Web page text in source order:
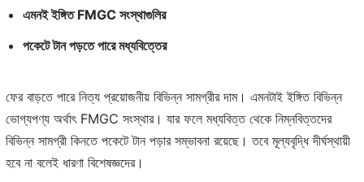
এমনই ইঙ্গিত FMGC সংস্থাগুলির
পকেটে টান পড়তে পারে মধ্যবিত্তের
ফের বাড়তে পারে নিত্য প্রয়োজনীয় বিভিন্ন সামগ্রীর দাম। এমনটাই ইঙ্গিত বিভিন্ন
ভোগ্যপণ্য অর্থাৎ FMGC সংস্থার। যার ফলে মধ্যবিত্ত থেকে নিম্নবিত্তদের
বিভিন্ন সামগ্রী কিনতে পকেটে টান পড়ার সম্ভাবনা রয়েছে। তবে মূল্যবৃদ্ধি দীর্ঘস্থায়ী
হবে না বলেই ধারণা বিশেষজ্ঞদের।